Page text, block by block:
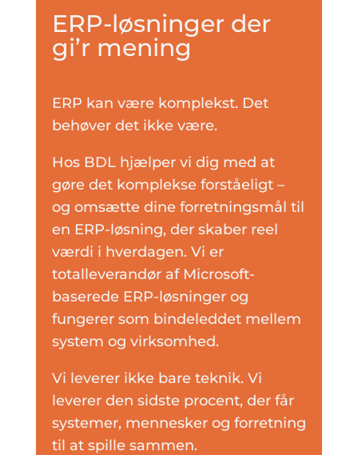
ERP-løsninger der
gi’r mening
ERP kan være komplekst. Det
behøver det ikke være.
Hos BDL hjælper vi dig med at
gøre det komplekse forståeligt –
og omsætte dine forretningsmål til
en ERP-løsning, der skaber reel
værdi i hverdagen. Vi er
totalleverandør af Microsoft-
baserede ERP-løsninger og
fungerer som bindeleddet mellem
system og virksomhed.
Vi leverer ikke bare teknik. Vi
leverer den sidste procent, der får
systemer, mennesker og forretning
til at spille sammen.